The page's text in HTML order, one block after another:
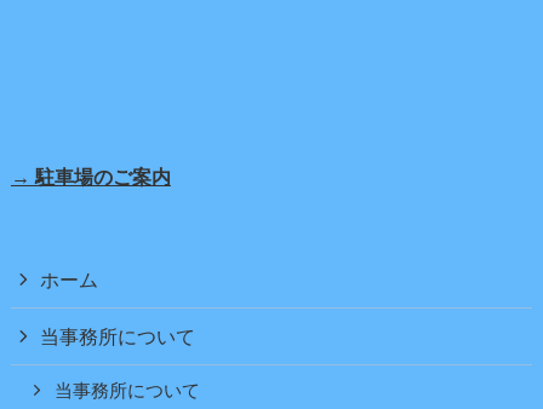
→ 駐車場のご案内
ホーム
当事務所について
当事務所について